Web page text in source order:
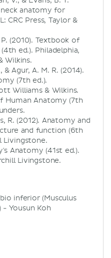
neck anatomy for
CRC Press, Taylor &
(2010). Textbook of
ed.). Philadelphia,
Wilkins.
& Agur, A. M. R. (2014).
(7th ed.).
Williams & Wilkins.
Human Anatomy (7th
R. (2012). Anatomy and
and function (6th
Livingstone.
Anatomy (41st ed.).
Livingstone.
inferior (Musculus
- Yousun Koh